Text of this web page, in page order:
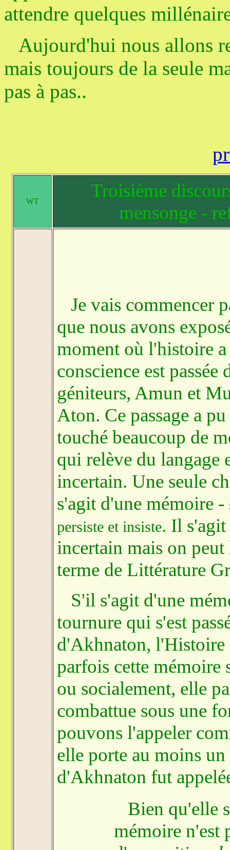
attendre quelques
Aujourd'hui nous allons
mais toujours de la seule
pas à pas..
WT
Troisième
mensonge -
Je vais commencer
que nous avons
moment où l'histoire
conscience est
géniteurs, Amun et
Aton. Ce passage a
touché beaucoup de
qui relève du langage
incertain. Une seule
s'agit d'une mémoire -
persiste et insiste. Il
incertain mais on
terme de Littérature
S'il s'agit d'une
tournure qui s'est
d'Akhnaton, l'Histoire
parfois cette mémoire
ou socialement, elle
combattue sous une
pouvons l'appeler
elle porte au moins
d'Akhnaton fut
Bien qu'elle
mémoire n'est